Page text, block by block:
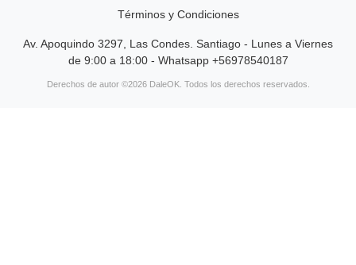
Términos y Condiciones
Av. Apoquindo 3297, Las Condes. Santiago - Lunes a Viernes
de 9:00 a 18:00 - Whatsapp +56978540187
Derechos de autor ©2026 DaleOK. Todos los derechos reservados.